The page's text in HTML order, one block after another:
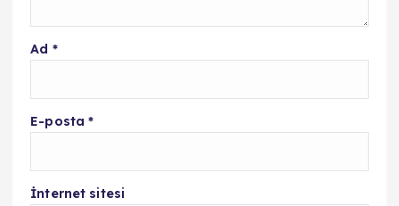
Ad *
E-posta*
İnternet sitesi